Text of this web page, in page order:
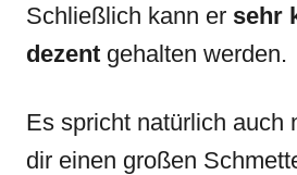
Schließlich kann er sehr
dezent gehalten werden.
Es spricht natürlich auch
dir einen großen